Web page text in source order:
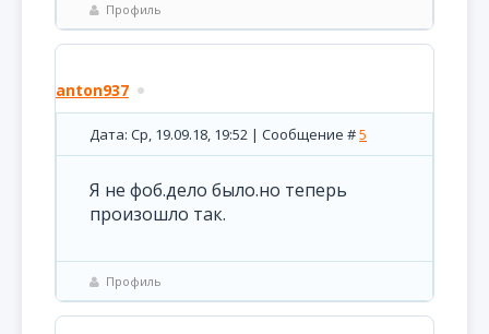
Профиль
anton937
Дата: Ср, 19.09.18, 19:52 | Сообщение #5
Я не фоб.дело было.но теперь
произошло так.
Профиль